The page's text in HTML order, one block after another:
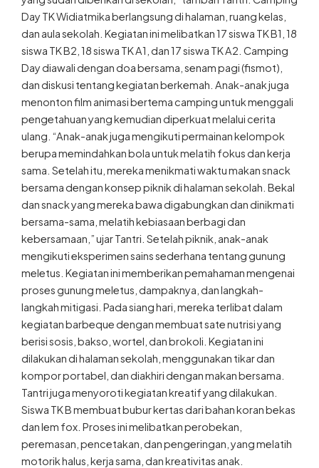
Day TK Widiatmika berlangsung di halaman, ruang kelas,
dan aula sekolah. Kegiatan ini melibatkan 17 siswa TK B1, 18
siswa TK B2, 18 siswa TK A1, dan 17 siswa TK A2. Camping
Day diawali dengan doa bersama, senam pagi (fismot),
dan diskusi tentang kegiatan berkemah. Anak-anak juga
menonton film animasi bertema camping untuk menggali
pengetahuan yang kemudian diperkuat melalui cerita
ulang. “Anak-anak juga mengikuti permainan kelompok
berupa memindahkan bola untuk melatih fokus dan kerja
sama. Setelah itu, mereka menikmati waktu makan snack
bersama dengan konsep piknik di halaman sekolah. Bekal
dan snack yang mereka bawa digabungkan dan dinikmati
bersama-sama, melatih kebiasaan berbagi dan
kebersamaan,” ujar Tantri. Setelah piknik, anak-anak
mengikuti eksperimen sains sederhana tentang gunung
meletus. Kegiatan ini memberikan pemahaman mengenai
proses gunung meletus, dampaknya, dan langkah-
langkah mitigasi. Pada siang hari, mereka terlibat dalam
kegiatan barbeque dengan membuat sate nutrisi yang
berisi sosis, bakso, wortel, dan brokoli. Kegiatan ini
dilakukan di halaman sekolah, menggunakan tikar dan
kompor portabel, dan diakhiri dengan makan bersama.
Tantri juga menyoroti kegiatan kreatif yang dilakukan.
Siswa TK B membuat bubur kertas dari bahan koran bekas
dan lem fox. Proses ini melibatkan perobekan,
peremasan, pencetakan, dan pengeringan, yang melatih
motorik halus, kerja sama, dan kreativitas anak.